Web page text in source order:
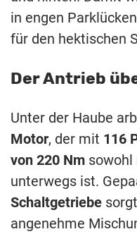
in engen
für den hektischen
Der Antrieb
Unter der Haube
Motor, der mit 116
von 220 Nm
unterwegs ist.
Schaltgetriebe
angenehme